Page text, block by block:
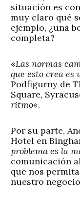
situación es
muy claro qué
ejemplo, ¿una
completa?
«Las normas
que esto crea es
Podfigurny de
Square,
ritmo«.
Por su parte,
Hotel en
problema es la
comunicación
que nos
nuestro